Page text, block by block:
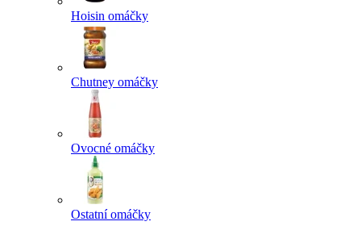
Hoisin omáčky
Chutney omáčky
Ovocné omáčky
Ostatní omáčky